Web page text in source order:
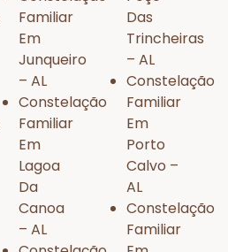
Familiar
Em
Junqueiro
– AL
Constelação
Familiar
Em
Lagoa
Da
Canoa
– AL
Das
Trincheiras
– AL
Constelação
Familiar
Em
Porto
Calvo –
AL
Constelação
Familiar